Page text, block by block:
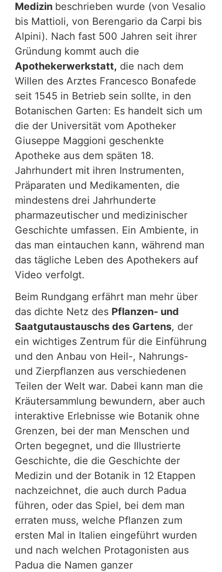
Medizin beschrieben wurde (von Vesalio
bis Mattioli, von Berengario da Carpi bis
Alpini). Nach fast 500 Jahren seit ihrer
Gründung kommt auch die
Apothekerwerkstatt, die nach dem
Willen des Arztes Francesco Bonafede
seit 1545 in Betrieb sein sollte, in den
Botanischen Garten: Es handelt sich um
die der Universität vom Apotheker
Giuseppe Maggioni geschenkte
Apotheke aus dem späten 18.
Jahrhundert mit ihren Instrumenten,
Präparaten und Medikamenten, die
mindestens drei Jahrhunderte
pharmazeutischer und medizinischer
Geschichte umfassen. Ein Ambiente, in
das man eintauchen kann, während man
das tägliche Leben des Apothekers auf
Video verfolgt.
Beim Rundgang erfährt man mehr über
das dichte Netz des Pflanzen- und
Saatgutaustauschs des Gartens, der
ein wichtiges Zentrum für die Einführung
und den Anbau von Heil-, Nahrungs-
und Zierpflanzen aus verschiedenen
Teilen der Welt war. Dabei kann man die
Kräutersammlung bewundern, aber auch
interaktive Erlebnisse wie Botanik ohne
Grenzen, bei der man Menschen und
Orten begegnet, und die Illustrierte
Geschichte, die die Geschichte der
Medizin und der Botanik in 12 Etappen
nachzeichnet, die auch durch Padua
führen, oder das Spiel, bei dem man
erraten muss, welche Pflanzen zum
ersten Mal in Italien eingeführt wurden
und nach welchen Protagonisten aus
Padua die Namen ganzer